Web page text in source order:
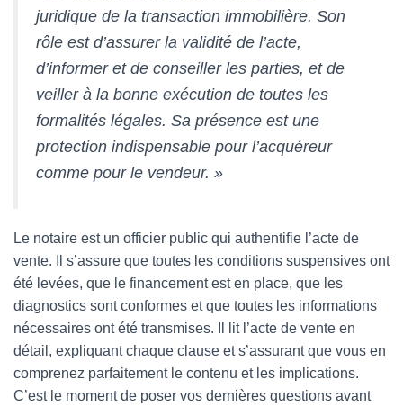
juridique de la transaction immobilière. Son
rôle est d’assurer la validité de l’acte,
d’informer et de conseiller les parties, et de
veiller à la bonne exécution de toutes les
formalités légales. Sa présence est une
protection indispensable pour l’acquéreur
comme pour le vendeur. »
Le notaire est un officier public qui authentifie l’acte de
vente. Il s’assure que toutes les conditions suspensives ont
été levées, que le financement est en place, que les
diagnostics sont conformes et que toutes les informations
nécessaires ont été transmises. Il lit l’acte de vente en
détail, expliquant chaque clause et s’assurant que vous en
comprenez parfaitement le contenu et les implications.
C’est le moment de poser vos dernières questions avant